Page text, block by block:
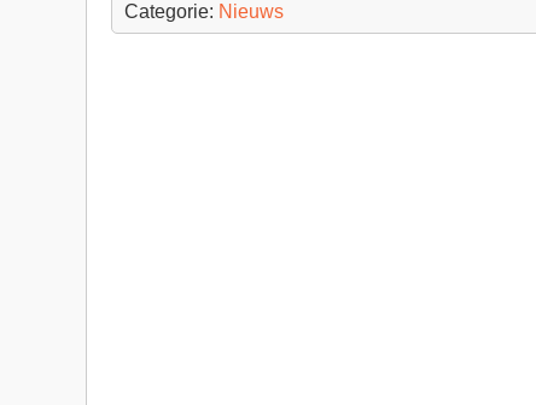
Categorie: Nieuws